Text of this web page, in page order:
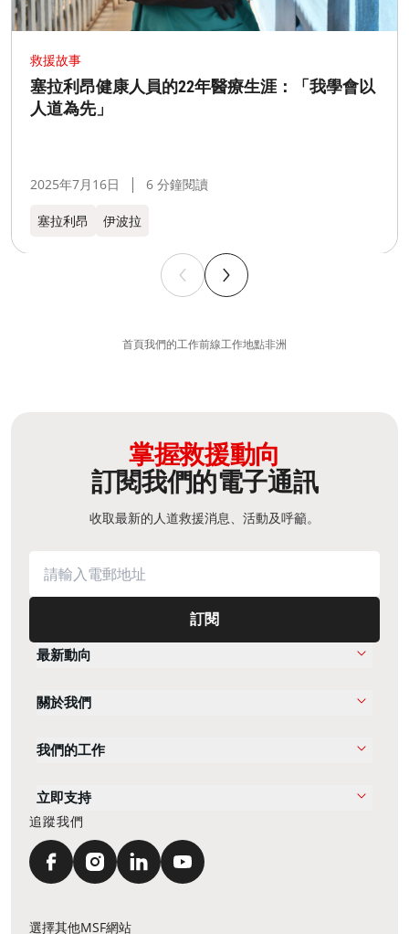
救援故事
塞拉利昂健康人員的22年醫療生涯：「我學會以
人道為先」
2025年7月16日 6 分鐘閱讀
塞拉利昂 伊波拉
首頁我們的工作前線工作地點非洲​
掌握救援動向
訂閱我們的電子通訊
收取最新的人道救援消息、活動及呼籲。
訂閱
最新動向
關於我們
我們的工作
立即支持
追蹤我們
選擇其他MSF網站